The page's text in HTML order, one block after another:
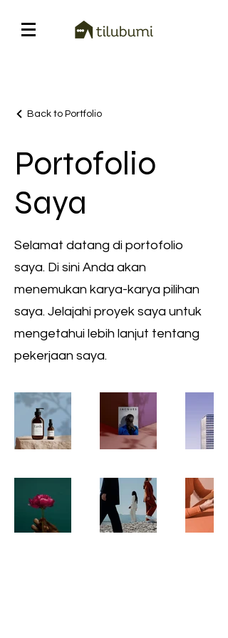
Back to Portfolio
Portofolio
Saya
Selamat datang di portofolio
saya. Di sini Anda akan
menemukan karya-karya pilihan
saya. Jelajahi proyek saya untuk
mengetahui lebih lanjut tentang
pekerjaan saya.